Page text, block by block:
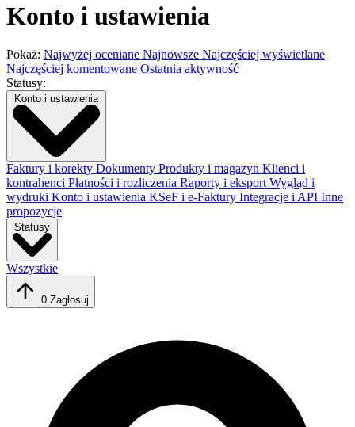
Konto i ustawienia
Pokaż: Najwyżej oceniane Najnowsze Najczęściej wyświetlane
Najczęściej komentowane Ostatnia aktywność
Statusy:
Konto i ustawienia
Faktury i korekty Dokumenty Produkty i magazyn Klienci i
kontrahenci Płatności i rozliczenia Raporty i eksportWygląd i
wydruki Konto i ustawienia KSeF i e-Faktury Integracje i API Inne
propozycje
Statusy
Wszystkie
0 Zagłosuj